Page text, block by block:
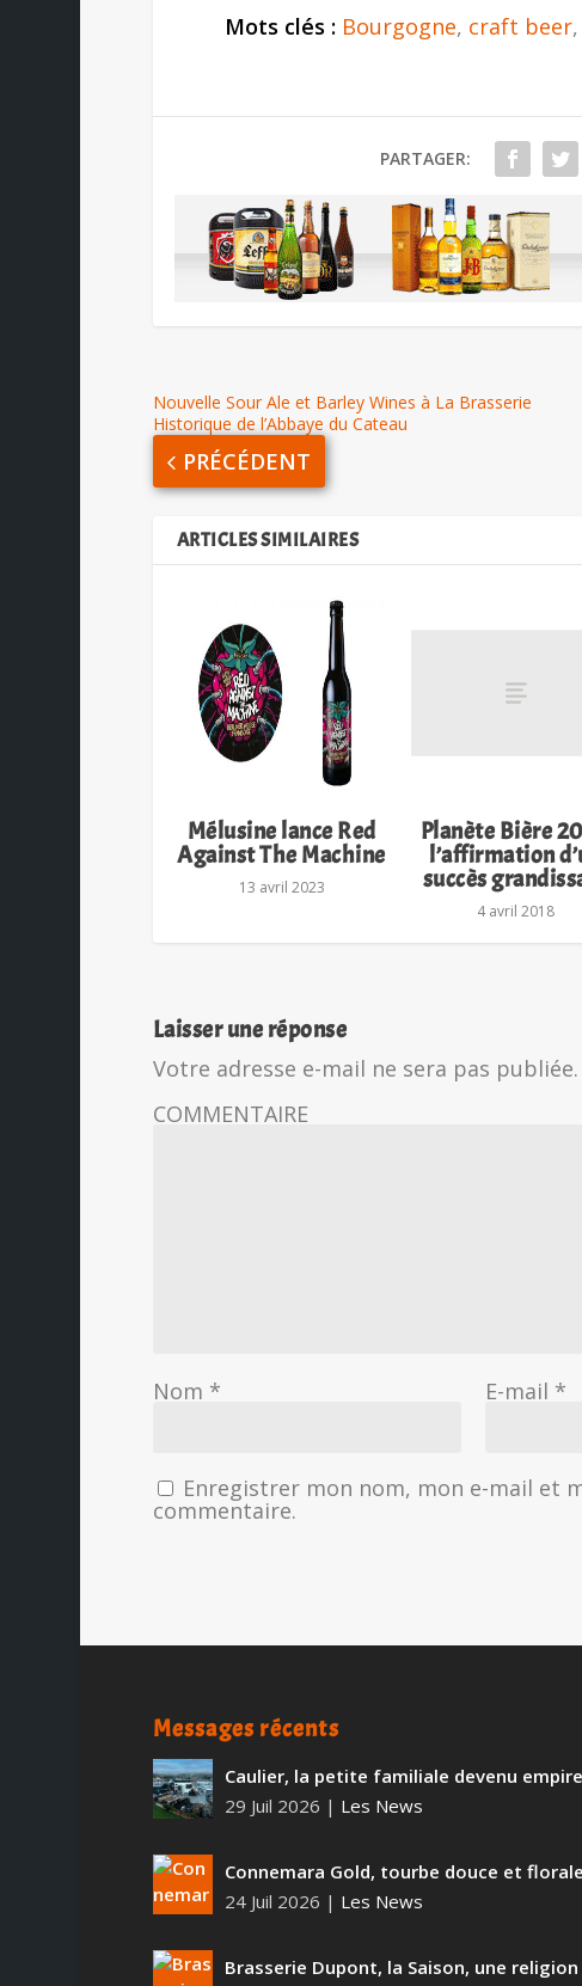
Mots clés : Bourgogne, craft beer,
PARTAGER:
Nouvelle Sour Ale et Barley Wines à La Brasserie
Historique de l’Abbaye du Cateau
PRÉCÉDENT
ARTICLES SIMILAIRES
Mélusine lance Red
Against The Machine
13 avril 2023
Planète Bière
l’affirmation
succès
4 avril 2018
Laisser une réponse
Votre adresse e-mail ne sera pas publiée.
COMMENTAIRE
Nom * E-mail *
Enregistrer mon nom, mon e-mail et
commentaire.
Messages récents
Caulier, la petite familiale devenu
29 Juil 2026 | Les News
Connemara Gold, tourbe douce et florale
24 Juil 2026 | Les News
Brasserie Dupont, la Saison, une religion